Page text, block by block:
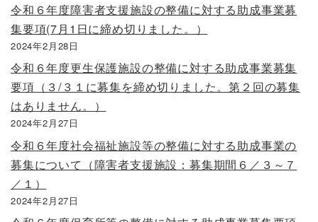
令和６年度障害者支援施設の整備に対する助成事業募
集要項(7月1日に締め切りました。）
2024年2月28日
令和６年度更生保護施設の整備に対する助成事業募集
要項（３/３１に募集を締め切りました。第２回の募集
はありません。）
2024年2月27日
令和６年度社会福祉施設等の整備に対する助成事業の
募集について（障害者支援施設：募集期間６／３～７
／１）
2024年2月27日